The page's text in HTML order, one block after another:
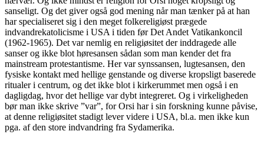
sanseligt. Og det giver også god mening når man tænker på at han
har specialiseret sig i den meget folkereligiøst prægede
indvandrekatolicisme i USA i tiden før Det Andet Vatikankoncil
(1962-1965). Det var nemlig en religiøsitet der inddragede alle
sanser og ikke blot høresansen sådan som man kender det fra
mainstream protestantisme. Her var synssansen, lugtesansen, den
fysiske kontakt med hellige genstande og diverse kropsligt baserede
ritualer i centrum, og det ikke blot i kirkerummet men også i en
dagligdag, hvor det hellige var dybt integreret. Og i virkeligheden
bør man ikke skrive ”var”, for Orsi har i sin forskning kunne påvise,
at denne religiøsitet stadigt lever videre i USA, bl.a. men ikke kun
pga. af den store indvandring fra Sydamerika.